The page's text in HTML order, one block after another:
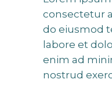
consectetur
do eiusmod
labore et
enim ad
nostrud